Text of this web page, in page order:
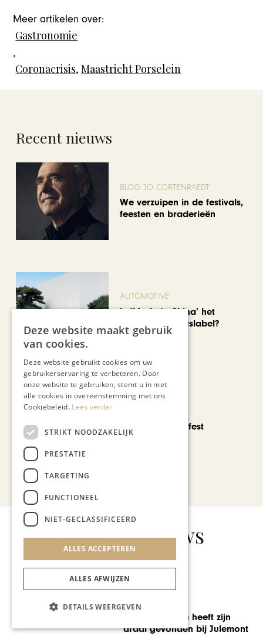
Meer artikelen over:
Gastronomie
,
Coronacrisis,Maastricht Porselein
Recent nieuws
BLOG JO CORTENRAEDT
We verzuipen in de festivals,
feesten en braderieën
AUTOMOTIVE
Is ‘Made in China’ het
nieuwe kwaliteitslabel?
Noorbeek Foodfest
Bekijk alle artikelen
Gerelateerd nieuws
GASTRONOMIE
Guido Braeken heeft zijn
draai gevonden bij Julemont
Deze website maakt gebruik
van cookies.
Deze website gebruikt cookies om uw
gebruikerservaring te verbeteren. Door
onze website te gebruiken, stemt u in met
alle cookies in overeenstemming met ons
Cookiebeleid. Lees verder
STRIKT NOODZAKELIJK
PRESTATIE
TARGETING
FUNCTIONEEL
NIET-GECLASSIFICEERD
ALLES ACCEPTEREN
ALLES AFWIJZEN
DETAILS WEERGEVEN